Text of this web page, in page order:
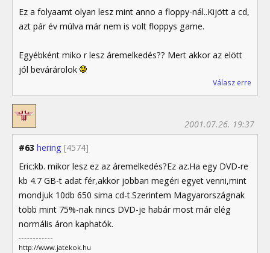
Ez a folyaamt olyan lesz mint anno a floppy-nál..Kijött a cd,
azt pár év múlva már nem is volt floppys game.
Egyébként miko r lesz áremelkedés?? Mert akkor az elött
jól bevárárolok
Válasz erre
#63 hering [4574]
2001.07.26. 19:37
Eric:kb. mikor lesz ez az áremelkedés?Ez az.Ha egy DVD-re
kb 4.7 GB-t adat fér,akkor jobban megéri egyet venni,mint
mondjuk 10db 650 sima cd-t.Szerintem Magyarországnak
több mint 75%-nak nincs DVD-je habár most már elég
normális áron kaphatók.
http://www.jatekok.hu